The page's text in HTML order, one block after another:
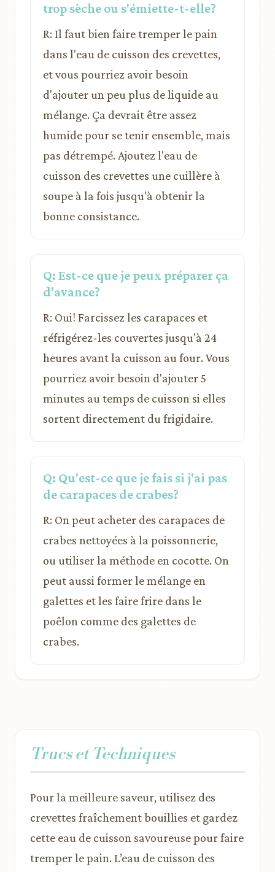
trop sèche ou s'émiette-t-elle?
R: Il faut bien faire tremper le pain
dans l'eau de cuisson des crevettes,
et vous pourriez avoir besoin
d'ajouter un peu plus de liquide au
mélange. Ça devrait être assez
humide pour se tenir ensemble, mais
pas détrempé. Ajoutez l'eau de
cuisson des crevettes une cuillère à
soupe à la fois jusqu'à obtenir la
bonne consistance.
Q: Est-ce que je peux préparer ça
d'avance?
R: Oui! Farcissez les carapaces et
réfrigérez-les couvertes jusqu'à 24
heures avant la cuisson au four. Vous
pourriez avoir besoin d'ajouter 5
minutes au temps de cuisson si elles
sortent directement du frigidaire.
Q: Qu'est-ce que je fais si j'ai pas
de carapaces de crabes?
R: On peut acheter des carapaces de
crabes nettoyées à la poissonnerie,
ou utiliser la méthode en cocotte. On
peut aussi former le mélange en
galettes et les faire frire dans le
poêlon comme des galettes de
crabes.
Trucs et Techniques
Pour la meilleure saveur, utilisez des
crevettes fraîchement bouillies et gardez
cette eau de cuisson savoureuse pour faire
tremper le pain. L’eau de cuisson des